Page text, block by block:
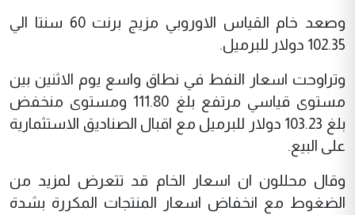
وصعد خام القياس الاوروبي مزيج برنت 60 سنتا الي
102.35 دولار للبرميل.
وتراوحت اسعار النفط في نطاق واسع يوم الاثنين بين
مستوى قياسي مرتفع بلغ 111.80 ومستوى منخفض
بلغ 103.23 دولار للبرميل مع اقبال الصناديق الاستثمارية
على البيع.
وقال محللون ان اسعار الخام قد تتعرض لمزيد من
الضغوط مع انخفاض اسعار المنتجات المكررة بشدة